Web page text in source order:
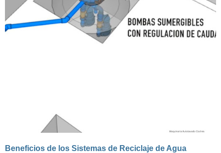
Beneficios de los Sistemas de Reciclaje de Agua